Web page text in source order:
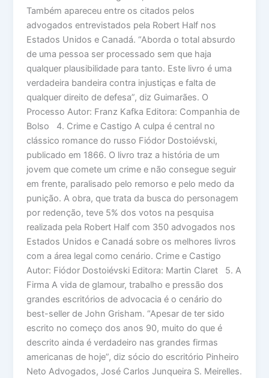
Também apareceu entre os citados pelos
advogados entrevistados pela Robert Half nos
Estados Unidos e Canadá. “Aborda o total absurdo
de uma pessoa ser processado sem que haja
qualquer plausibilidade para tanto. Este livro é uma
verdadeira bandeira contra injustiças e falta de
qualquer direito de defesa”, diz Guimarães. O
Processo Autor: Franz Kafka Editora: Companhia de
Bolso 4. Crime e Castigo A culpa é central no
clássico romance do russo Fiódor Dostoiévski,
publicado em 1866. O livro traz a história de um
jovem que comete um crime e não consegue seguir
em frente, paralisado pelo remorso e pelo medo da
punição. A obra, que trata da busca do personagem
por redenção, teve 5% dos votos na pesquisa
realizada pela Robert Half com 350 advogados nos
Estados Unidos e Canadá sobre os melhores livros
com a área legal como cenário. Crime e Castigo
Autor: Fiódor Dostoiévski Editora: Martin Claret 5. A
Firma A vida de glamour, trabalho e pressão dos
grandes escritórios de advocacia é o cenário do
best-seller de John Grisham. “Apesar de ter sido
escrito no começo dos anos 90, muito do que é
descrito ainda é verdadeiro nas grandes firmas
americanas de hoje”, diz sócio do escritório Pinheiro
Neto Advogados, José Carlos Junqueira S. Meirelles.